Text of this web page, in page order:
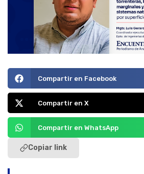
Compartir en Facebook
Compartir en X
Compartir en WhatsApp
Copiar link